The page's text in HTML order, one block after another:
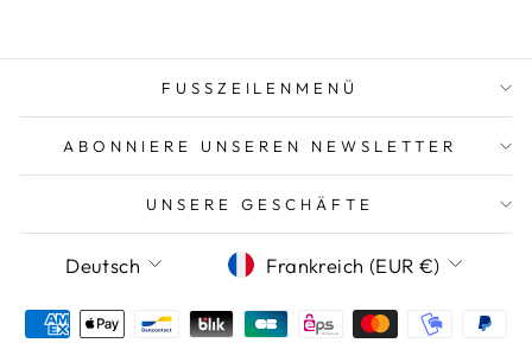
Et
FUSSZEILENMENÜ
ABONNIERE UNSEREN NEWSLETTER
UNSERE GESCHÄFTE
SPRACHE
Deutsch WÄHRUNG
Frankreich (EUR €)